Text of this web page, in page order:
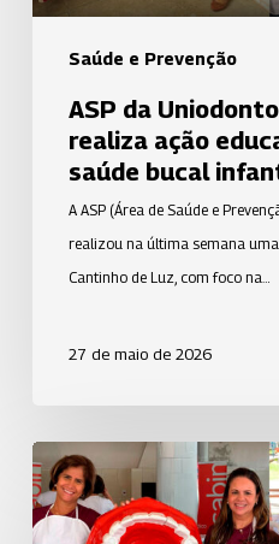
Saúde e Prevenção
saúde
bucal
ASP da
realiza ação
saúde bucal
A ASP (Área de Saúde e
realizou na última semana
Cantinho de Luz, com foco na…
27 de maio de 2026
ASP
da
Uniodonto